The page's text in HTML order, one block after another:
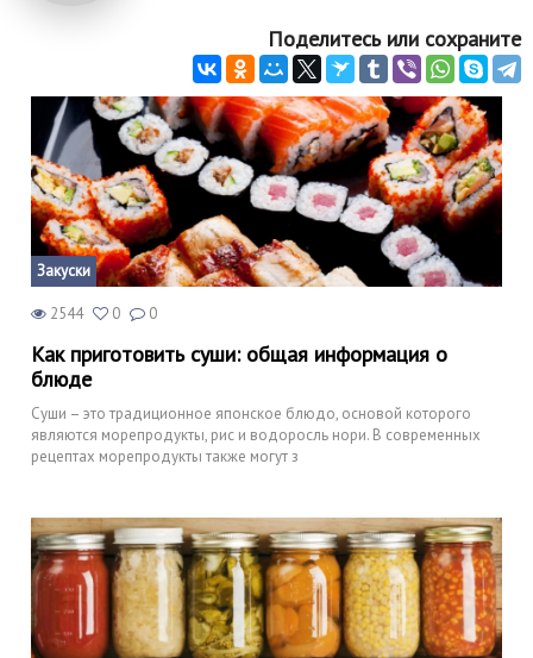
Поделитесь или сохраните
Закуски
2544 0 0
Как приготовить суши: общая информация о
блюде
Суши – это традиционное японское блюдо, основой которого
являются морепродукты, рис и водоросль нори. В современных
рецептах морепродукты также могут з